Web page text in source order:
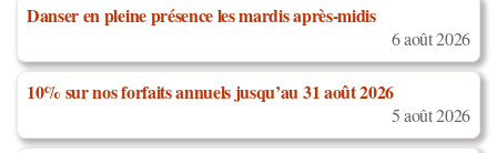
Danser en pleine présence les mardis après-midis
6 août 2026
10% sur nos forfaits annuels jusqu’au 31 août 2026
5 août 2026